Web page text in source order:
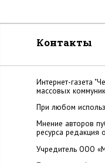
Контакты
Интернет-газета
массовых
При любом
Мнение авторов
ресурса редакция
Учредитель ООО